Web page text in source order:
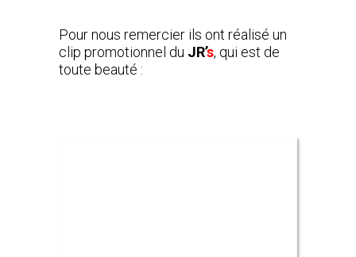
Pour nous remercier ils ont réalisé un
clip promotionnel du JR’s, qui est de
toute beauté :